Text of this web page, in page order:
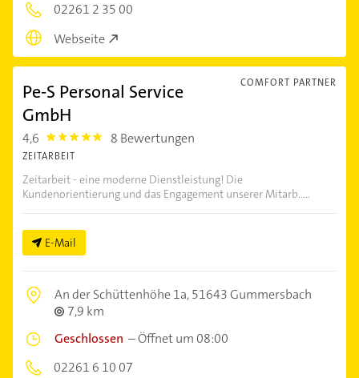
02261 2 35 00
Webseite
COMFORT PARTNER
Pe-S Personal Service
GmbH
4,6 4.6 8 Bewertungen
ZEITARBEIT
Zeitarbeit - eine moderne Dienstleistung! Die
Kundenorientierung und das Engagement unserer Mitarb.....
E-Mail
An der Schüttenhöhe 1a,51643 Gummersbach
7,9 km
Geschlossen –Öffnet um 08:00
02261 6 10 07